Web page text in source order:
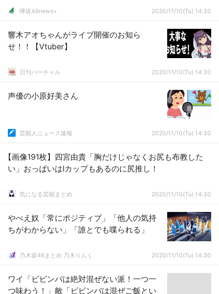
欅坂46news+ 2020/11/10(Tu) 14:30
響木アオちゃんがライブ開催のお知ら
せ！！【Vtuber】
日刊バーチャル 2020/11/10(Tu) 14:30
声優の小原好美さん
芸能人ニュース速報 2020/11/10(Tu) 14:30
【画像191枚】四宮由貴「胸だけじゃなくお尻も布教した
い」おっぱいはIカップもあるのに尻推し！
気になる芸能まとめ 2020/11/10(Tu) 14:30
やべえ奴「常にポジティブ」「他人の気持
ちがわからない」「誰とでも喋られる」
乃木坂46まとめ 乃木りんく 2020/11/10(Tu) 14:30
ワイ「ビビンバは絶対混ぜない派！一つ一
つ味わう！」敵「ビビンバは混ぜご飯とい